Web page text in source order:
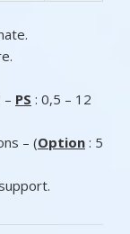
– PS : 0,5 – 12
– (Option : 5